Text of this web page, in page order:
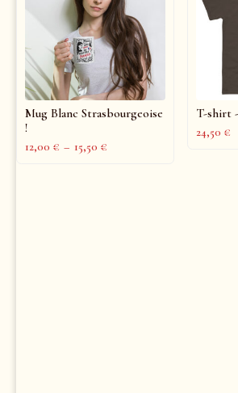
Mug Blanc Strasbourgeoise
!
12,00 € – 15,50 €
T-shirt
24,50 €